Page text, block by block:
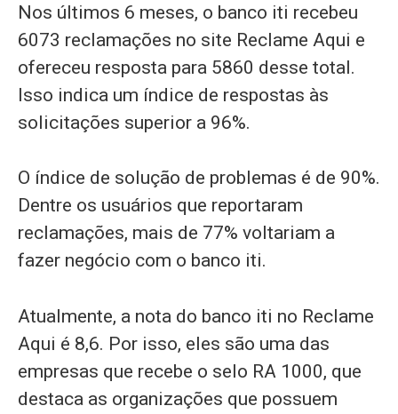
Nos últimos 6 meses, o banco iti recebeu
6073 reclamações no site Reclame Aqui e
ofereceu resposta para 5860 desse total.
Isso indica um índice de respostas às
solicitações superior a 96%.
O índice de solução de problemas é de 90%.
Dentre os usuários que reportaram
reclamações, mais de 77% voltariam a
fazer negócio com o banco iti.
Atualmente, a nota do banco iti no Reclame
Aqui é 8,6. Por isso, eles são uma das
empresas que recebe o selo RA 1000, que
destaca as organizações que possuem